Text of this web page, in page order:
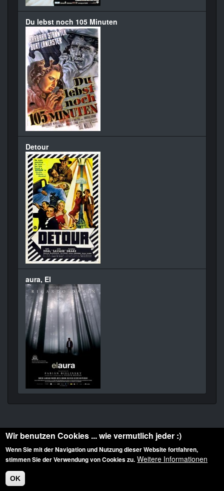
Du lebst noch 105 Minuten
Detour
aura, El
Diese Website ist urheberrechtlich geschützt: © 2010-2026 der Film Noir de. Alle
Rechte vorbehalten.
Wir benutzen Cookies ... wie vermutlich jeder :)
Wenn Sie mit der Navigation und Nutzung dieser Website fortfahren,
stimmen Sie der Verwendung von Cookies zu. Weitere Informationen
OK